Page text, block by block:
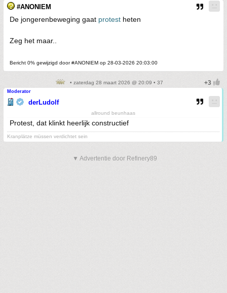
#ANONIEM
De jongerenbeweging gaat protest heten
Zeg het maar..
Bericht 0% gewijzigd door #ANONIEM op 28-03-2026 20:03:00
• zaterdag 28 maart 2026 @ 20:09 • 37
Moderator
derLudolf
allround beunhaas
Protest, dat klinkt heerlijk constructief
Kranplätze müssen verdichtet sein
▼ Advertentie door Refinery89